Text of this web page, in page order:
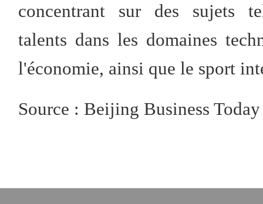
concentrant sur des sujets
talents dans les domaines
l'économie, ainsi que le sport
Source : Beijing Business Today